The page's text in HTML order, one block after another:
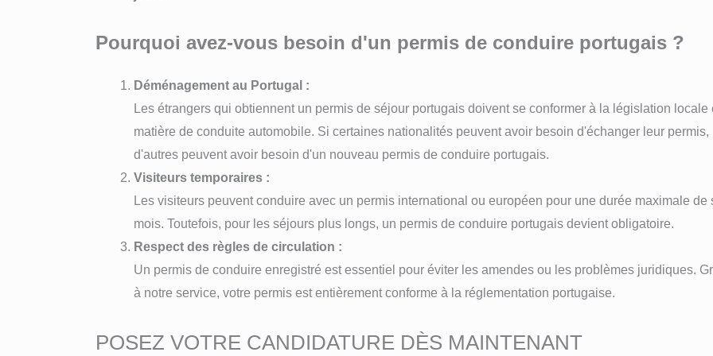
Pourquoi avez-vous besoin d'un permis de conduire portugais ?
Déménagement au Portugal :
Les étrangers qui obtiennent un permis de séjour portugais doivent se conformer à la législation locale
matière de conduite automobile. Si certaines nationalités peuvent avoir besoin d'échanger leur permis,
d'autres peuvent avoir besoin d'un nouveau permis de conduire portugais.
Visiteurs temporaires :
Les visiteurs peuvent conduire avec un permis international ou européen pour une durée maximale de
mois. Toutefois, pour les séjours plus longs, un permis de conduire portugais devient obligatoire.
Respect des règles de circulation :
Un permis de conduire enregistré est essentiel pour éviter les amendes ou les problèmes juridiques.
à notre service, votre permis est entièrement conforme à la réglementation portugaise.
POSEZ VOTRE CANDIDATURE DÈS MAINTENANT